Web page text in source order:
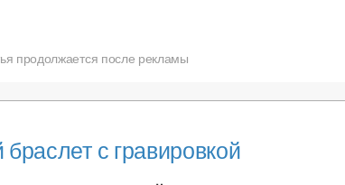
продолжается после рекламы
браслет с гравировкой